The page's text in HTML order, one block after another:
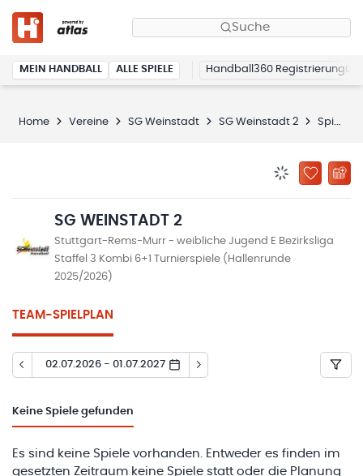
Suche
MEIN HANDBALL ALLE SPIELE Handball360 Registrierung
Home Vereine SG Weinstadt SG Weinstadt 2 Spielplan
ZU
SG WEINSTADT 2
Stuttgart-Rems-Murr - weibliche Jugend E Bezirksliga
Staffel 3 Kombi 6+1 Turnierspiele (Hallenrunde
2025/2026)
TEAM-SPIELPLAN
02.07.2026 - 01.07.2027
Keine Spiele gefunden
Es sind keine Spiele vorhanden. Entweder es finden im
gesetzten Zeitraum keine Spiele statt oder die Planung